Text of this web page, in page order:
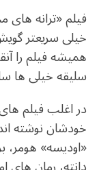
فیلم «ترانه های
خیلی سریعتر
همیشه فیلم را
سلیقه خیلی ها
در اغلب فیلم
خودشان نوشته
«اودیسه» هومر،